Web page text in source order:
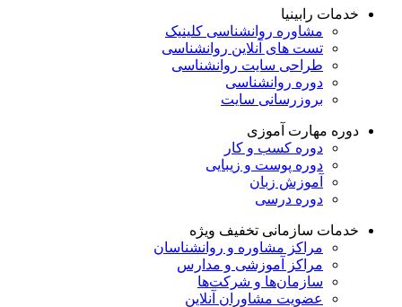
خدمات رابینیا
مشاوره روانشناسی کلینیک
تست های آنلاین روانشناسی
طراحی سایت روانشناسی
دوره روانشناسی
بروزرسانی سایت
دوره مهارت آموزی
دوره کسب و کار
دوره پوست و زیبایی
آموزش زبان
دوره درسی
خدمات سازمانی تخفیف ویژه
مراکز مشاوره و روانشناسان
مراکز آموزشی و مدارس
سازمان‌ها و شرکت‌ها
عضویت مشاوران آنلاین